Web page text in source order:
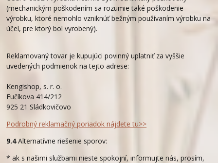
(mechanickým poškodením sa rozumie také poškodenie
výrobku, ktoré nemohlo vzniknúť bežným používaním výrobku na
účel, pre ktorý bol vyrobený).
Reklamovaný tovar je kupujúci povinný uplatniť za vyššie
uvedených podmienok na tejto adrese:
Kengishop, s. r. o.
Fučíkova 414/212
925 21 Sládkovičovo
Podrobný reklamačný poriadok nájdete tu>>
9.4Alternatívne riešenie sporov:
* ak s našimi službami nieste spokojní, informujte nás, prosím,